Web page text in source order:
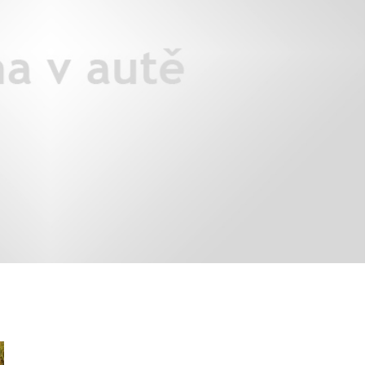
Auto mého srdce 2026